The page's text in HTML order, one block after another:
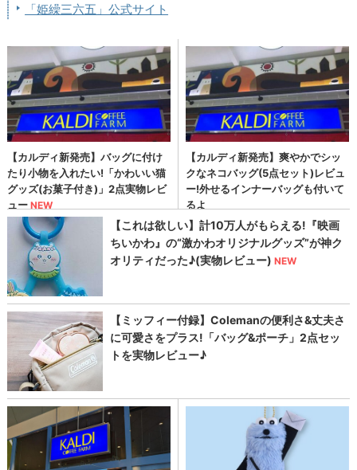
「姫繰三六五」公式サイト